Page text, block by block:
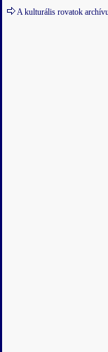
A kulturális rovatok